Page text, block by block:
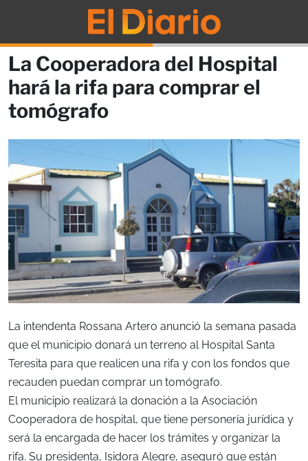
La Cooperadora del Hospital
hará la rifa para comprar el
tomógrafo
La intendenta Rossana Artero anunció la semana pasada
que el municipio donará un terreno al Hospital Santa
Teresita para que realicen una rifa y con los fondos que
recauden puedan comprar un tomógrafo.
El municipio realizará la donación a la Asociación
Cooperadora de hospital, que tiene personería jurídica y
será la encargada de hacer los trámites y organizar la
rifa. Su presidenta, Isidora Alegre, aseguró que están